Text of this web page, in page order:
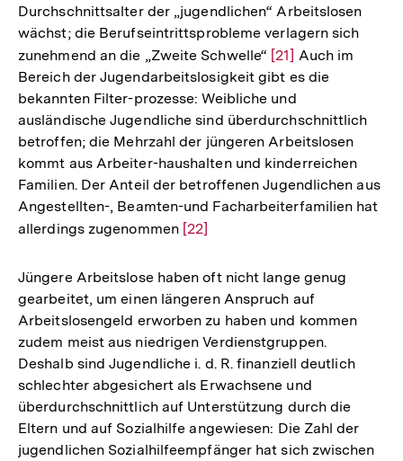
Durchschnittsalter der „jugendlichen“ Arbeitslosen
wächst; die Berufseintrittsprobleme verlagern sich
zunehmend an die „Zweite Schwelle“ Zur
Auflösung
der
Fußnote
[21] Auch im
Bereich der Jugendarbeitslosigkeit gibt es die
bekannten Filter-prozesse: Weibliche und
ausländische Jugendliche sind überdurchschnittlich
betroffen; die Mehrzahl der jüngeren Arbeitslosen
kommt aus Arbeiter-haushalten und kinderreichen
Familien. Der Anteil der betroffenen Jugendlichen aus
Angestellten-, Beamten-und Facharbeiterfamilien hat
allerdings zugenommen Zur
der
Fußnote
[22]
Jüngere Arbeitslose haben oft nicht lange genug
gearbeitet, um einen längeren Anspruch auf
Arbeitslosengeld erworben zu haben und kommen
zudem meist aus niedrigen Verdienstgruppen.
Deshalb sind Jugendliche i. d. R. finanziell deutlich
schlechter abgesichert als Erwachsene und
überdurchschnittlich auf Unterstützung durch die
Eltern und auf Sozialhilfe angewiesen: Die Zahl der
jugendlichen Sozialhilfeempfänger hat sich zwischen